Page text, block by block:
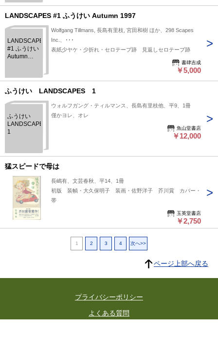
LANDSCAPES #1 ふうけい Autumn 1997
LANDSCAPES
#1 ふうけい
Autumn
Wolfgang Tillmans, 長島有里枝, 宮田和樹 ほか、298 Scapes
Inc.、･･･
表紙少ヤケ・少折れ・セロテープ跡 見返しセロテープ跡
書肆吉成
￥5,000
ふうけい LANDSCAPES 1
ふうけい
LANDSCAPES
1
ウォルフガング・ティルマンス、長島有里枝他、平9、1冊
僅かヨレ、オレ
魚山堂書店
￥12,000
猛スピードで母は
長嶋有、文芸春秋、平14、1冊
初版 装幀・大久保明子 装画・佐野洋子 芥川賞 カバー・
帯
玉英堂書店
￥2,750
1 2 3 4 次へ>>
ページ上部へ戻る
プライバシーポリシー
よくある質問